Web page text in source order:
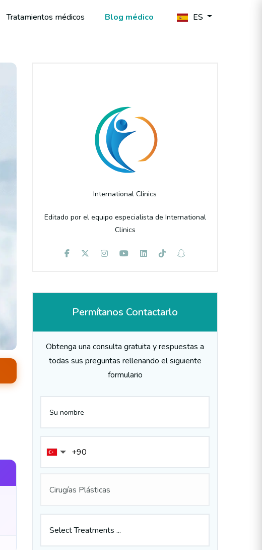
Tratamientos médicos Blog médico ES
International Clinics
Editado por el equipo especialista de International
Clinics
Permítanos Contactarlo
Obtenga una consulta gratuita y respuestas a
todas sus preguntas rellenando el siguiente
formulario
Cirugías Plásticas
Select Treatments ...